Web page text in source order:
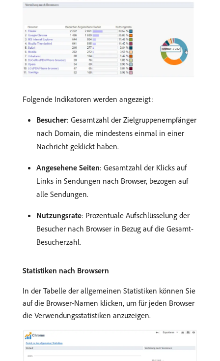
Folgende Indikatoren werden angezeigt:
Besucher: Gesamtzahl der Zielgruppenempfänger
nach Domain, die mindestens einmal in einer
Nachricht geklickt haben.
Angesehene Seiten: Gesamtzahl der Klicks auf
Links in Sendungen nach Browser, bezogen auf
alle Sendungen.
Nutzungsrate: Prozentuale Aufschlüsselung der
Besucher nach Browser in Bezug auf die Gesamt-
Besucherzahl.
Statistiken nach Browsern
In der Tabelle der allgemeinen Statistiken können Sie
auf die Browser-Namen klicken, um für jeden Browser
die Verwendungsstatistiken anzuzeigen.